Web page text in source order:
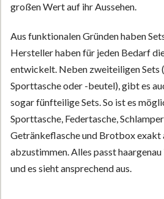
großen Wert auf ihr Aussehen.
Aus funktionalen Gründen haben
Hersteller haben für jeden Bedarf
entwickelt. Neben zweiteiligen Sets
Sporttasche oder -beutel), gibt es
sogar fünfteilige Sets. So ist es
Sporttasche, Federtasche,
Getränkeflasche und Brotbox exakt
abzustimmen. Alles passt
und es sieht ansprechend aus.